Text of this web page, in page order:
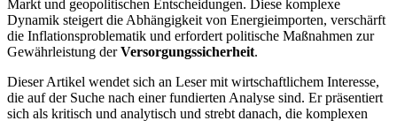
Markt und geopolitischen Entscheidungen. Diese komplexe
Dynamik steigert die Abhängigkeit von Energieimporten, verschärft
die Inflationsproblematik und erfordert politische Maßnahmen zur
Gewährleistung derVersorgungssicherheit.
Dieser Artikel wendet sich an Leser mit wirtschaftlichem Interesse,
die auf der Suche nach einer fundierten Analyse sind. Er präsentiert
sich als kritisch und analytisch und strebt danach, die komplexen